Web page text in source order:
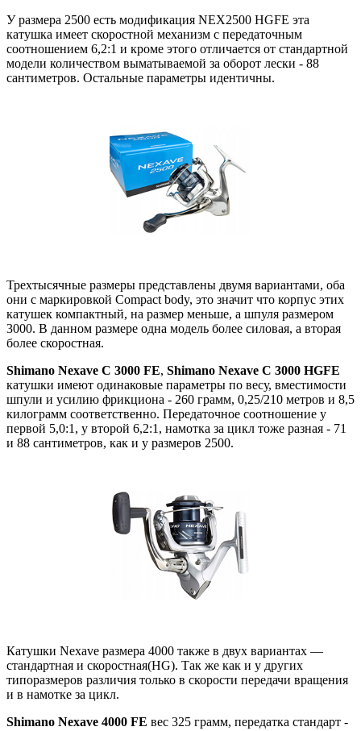
У размера 2500 есть модификация NEX2500 HGFE эта
катушка имеет скоростной механизм с передаточным
соотношением 6,2:1 и кроме этого отличается от стандартной
модели количеством выматываемой за оборот лески - 88
сантиметров. Остальные параметры идентичны.
Трехтысячные размеры представлены двумя вариантами, оба
они с маркировкой Compact body, это значит что корпус этих
катушек компактный, на размер меньше, а шпуля размером
3000. В данном размере одна модель более силовая, а вторая
более скоростная.
Shimano Nexave C 3000 FE, Shimano Nexave C 3000 HGFE
катушки имеют одинаковые параметры по весу, вместимости
шпули и усилию фрикциона - 260 грамм, 0,25/210 метров и 8,5
килограмм соответственно. Передаточное соотношение у
первой 5,0:1, у второй 6,2:1, намотка за цикл тоже разная - 71
и 88 сантиметров, как и у размеров 2500.
Катушки Nexave размера 4000 также в двух вариантах —
стандартная и скоростная(HG). Так же как и у других
типоразмеров различия только в скорости передачи вращения
и в намотке за цикл.
Shimano Nexave 4000 FE вес 325 грамм, передатка стандарт -